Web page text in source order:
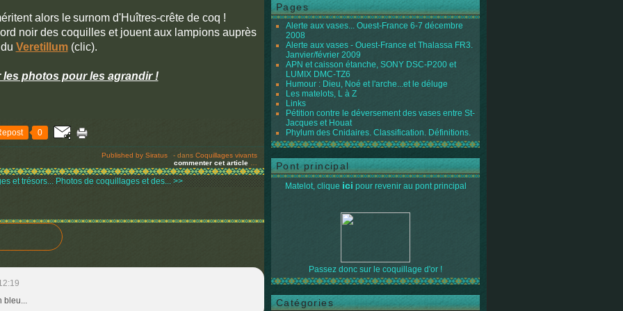
alors lesurnom d'Huîtres-crête de coq !
noir des coquilles et jouent aux lampions auprès
du Veretillum(clic).
les photos pour les agrandir !
0
Published by Siratus - dans Coquillages vivants
commenter cet article
et trésors... Photos de coquillages et des... >>
bleu...
Pages
Alerte aux vases... Ouest-France 6-7 décembre
2008
Alerte aux vases - Ouest-France et Thalassa FR3.
Janvier/février 2009
APN et caisson étanche, SONY DSC-P200 et
LUMIX DMC-TZ6
Humour : Dieu, Noé et l'arche...et le déluge
Les matelots, L à Z
Links
Pétition contre le déversement des vases entre St-
Jacques et Houat
Phylum des Cnidaires. Classification. Définitions.
Pont principal
Matelot, clique ici pour revenir au pont principal
Passez donc sur le coquillage d'or !
Catégories